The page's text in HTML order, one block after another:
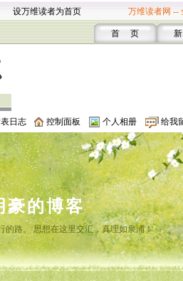
设万维读者为首页 万维读者网 --
首 页
日志 控制面板 个人相册 给我
豪的博客
的路。 思想在这里交汇，真理如泉涌！